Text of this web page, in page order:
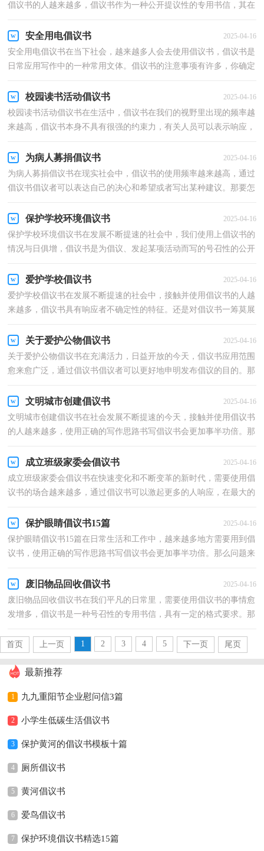
倡议书的人越来越多，倡议书作为一种公开提议性的专用书信，其在
安全用电倡议书 2025-04-16
安全用电倡议书在当下社会，越来越多人会去使用倡议书，倡议书是
日常应用写作中的一种常用文体。倡议书的注意事项有许多，你确定
校园读书活动倡议书 2025-04-16
校园读书活动倡议书在生活中，倡议书在我们的视野里出现的频率越
来越高，倡议书本身不具有很强的约束力，有关人员可以表示响应，
为病人募捐倡议书 2025-04-16
为病人募捐倡议书在现实社会中，倡议书的使用频率越来越高，通过
倡议书倡议者可以表达自己的决心和希望或者写出某种建议。那要怎
保护学校环境倡议书 2025-04-16
保护学校环境倡议书在发展不断提速的社会中，我们使用上倡议书的
情况与日俱增，倡议书是为倡议、发起某项活动而写的号召性的公开
爱护学校倡议书 2025-04-16
爱护学校倡议书在发展不断提速的社会中，接触并使用倡议书的人越
来越多，倡议书具有响应者不确定性的特征。还是对倡议书一筹莫展
关于爱护公物倡议书 2025-04-16
关于爱护公物倡议书在充满活力，日益开放的今天，倡议书应用范围
愈来愈广泛，通过倡议书倡议者可以更好地申明发布倡议的目的。那
文明城市创建倡议书 2025-04-16
文明城市创建倡议书在社会发展不断提速的今天，接触并使用倡议书
的人越来越多，使用正确的写作思路书写倡议书会更加事半功倍。那
成立班级家委会倡议书 2025-04-16
成立班级家委会倡议书在快速变化和不断变革的新时代，需要使用倡
议书的场合越来越多，通过倡议书可以激起更多的人响应，在最大的
保护眼睛倡议书15篇 2025-04-16
保护眼睛倡议书15篇在日常生活和工作中，越来越多地方需要用到倡
议书，使用正确的写作思路书写倡议书会更加事半功倍。那么问题来
废旧物品回收倡议书 2025-04-16
废旧物品回收倡议书在我们平凡的日常里，需要使用倡议书的事情愈
发增多，倡议书是一种号召性的专用书信，具有一定的格式要求。那
首页
上一页 1 2 3 4 5 下一页 尾页
最新推荐
1 九九重阳节企业慰问信3篇
2 小学生低碳生活倡议书
3 保护黄河的倡议书模板十篇
4 厕所倡议书
5 黄河倡议书
6 爱鸟倡议书
7 保护环境倡议书精选15篇